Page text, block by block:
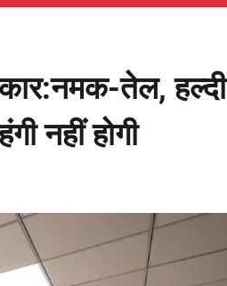
तेल, हल्दी
नहीं होगी